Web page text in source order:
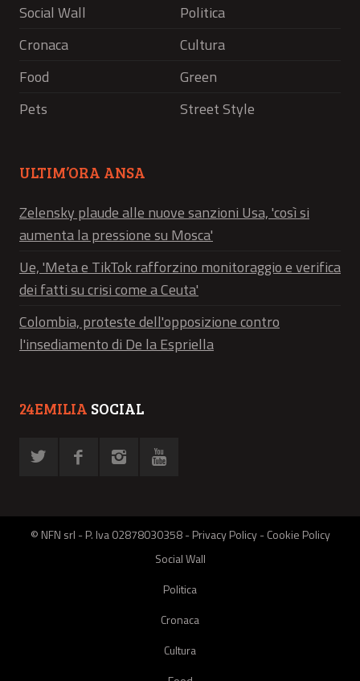
Social Wall
Politica
Cronaca
Cultura
Food
Green
Pets
Street Style
ULTIM’ORA ANSA
Zelensky plaude alle nuove sanzioni Usa, 'così si
aumenta la pressione su Mosca'
Ue, 'Meta e TikTok rafforzino monitoraggio e verifica
dei fatti su crisi come a Ceuta'
Colombia, proteste dell'opposizione contro
l'insediamento di De la Espriella
24EMILIA SOCIAL
© NFN srl - P. Iva 02878030358 -Privacy Policy-Cookie Policy
Social Wall
Politica
Cronaca
Cultura